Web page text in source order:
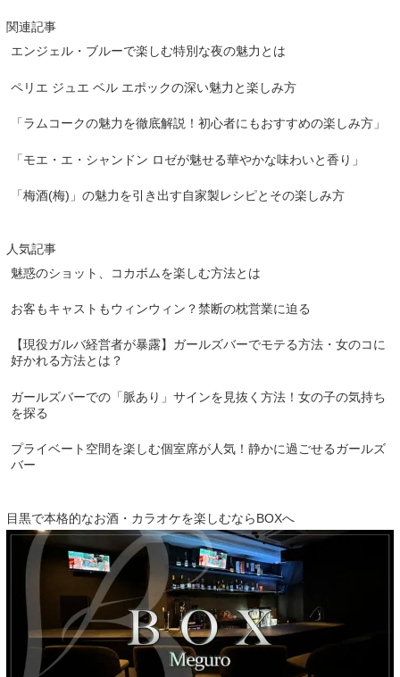
関連記事
エンジェル・ブルーで楽しむ特別な夜の魅力とは
ペリエ ジュエ ベル エポックの深い魅力と楽しみ方
「ラムコークの魅力を徹底解説！初心者にもおすすめの楽しみ方」
「モエ・エ・シャンドン ロゼが魅せる華やかな味わいと香り」
「梅酒(梅)」の魅力を引き出す自家製レシピとその楽しみ方
人気記事
魅惑のショット、コカボムを楽しむ方法とは
お客もキャストもウィンウィン？禁断の枕営業に迫る
【現役ガルバ経営者が暴露】ガールズバーでモテる方法・女のコに
好かれる方法とは？
ガールズバーでの「脈あり」サインを見抜く方法！女の子の気持ち
を探る
プライベート空間を楽しむ個室席が人気！静かに過ごせるガールズ
バー
目黒で本格的なお酒・カラオケを楽しむならBOXへ